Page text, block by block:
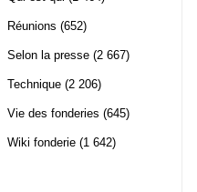
Réunions (652)
Selon la presse (2 667)
Technique (2 206)
Vie des fonderies (645)
Wiki fonderie (1 642)